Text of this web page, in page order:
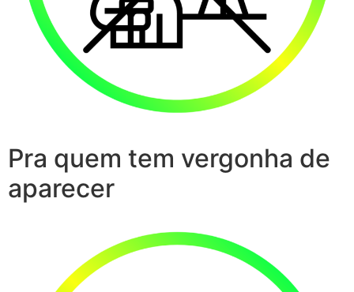
Pra quem tem vergonha de
aparecer